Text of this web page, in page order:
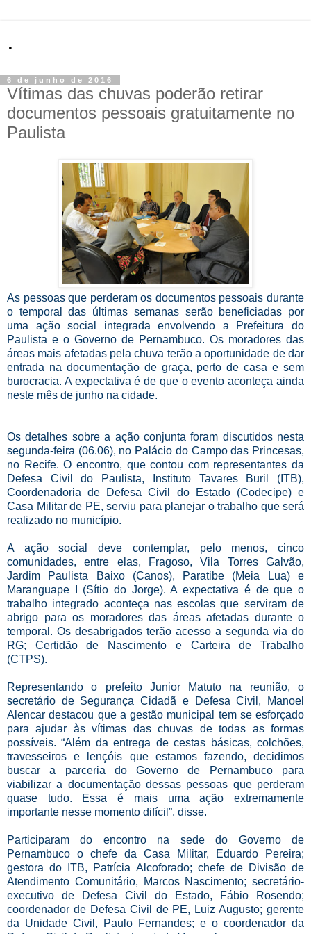
.
6 de junho de 2016
Vítimas das chuvas poderão retirar
documentos pessoais gratuitamente no
Paulista
As pessoas que perderam os documentos pessoais durante
o temporal das últimas semanas serão beneficiadas por
uma ação social integrada envolvendo a Prefeitura do
Paulista e o Governo de Pernambuco. Os moradores das
áreas mais afetadas pela chuva terão a oportunidade de dar
entrada na documentação de graça, perto de casa e sem
burocracia. A expectativa é de que o evento aconteça ainda
neste mês de junho na cidade.
Os detalhes sobre a ação conjunta foram discutidos nesta
segunda-feira (06.06), no Palácio do Campo das Princesas,
no Recife. O encontro, que contou com representantes da
Defesa Civil do Paulista, Instituto Tavares Buril (ITB),
Coordenadoria de Defesa Civil do Estado (Codecipe) e
Casa Militar de PE, serviu para planejar o trabalho que será
realizado no município.
A ação social deve contemplar, pelo menos, cinco
comunidades, entre elas, Fragoso, Vila Torres Galvão,
Jardim Paulista Baixo (Canos), Paratibe (Meia Lua) e
Maranguape I (Sítio do Jorge). A expectativa é de que o
trabalho integrado aconteça nas escolas que serviram de
abrigo para os moradores das áreas afetadas durante o
temporal. Os desabrigados terão acesso a segunda via do
RG; Certidão de Nascimento e Carteira de Trabalho
(CTPS).
Representando o prefeito Junior Matuto na reunião, o
secretário de Segurança Cidadã e Defesa Civil, Manoel
Alencar destacou que a gestão municipal tem se esforçado
para ajudar às vítimas das chuvas de todas as formas
possíveis. “Além da entrega de cestas básicas, colchões,
travesseiros e lençóis que estamos fazendo, decidimos
buscar a parceria do Governo de Pernambuco para
viabilizar a documentação dessas pessoas que perderam
quase tudo. Essa é mais uma ação extremamente
importante nesse momento difícil”, disse.
Participaram do encontro na sede do Governo de
Pernambuco o chefe da Casa Militar, Eduardo Pereira;
gestora do ITB, Patrícia Alcoforado; chefe de Divisão de
Atendimento Comunitário, Marcos Nascimento; secretário-
executivo de Defesa Civil do Estado, Fábio Rosendo;
coordenador de Defesa Civil de PE, Luiz Augusto; gerente
da Unidade Civil, Paulo Fernandes; e o coordenador da